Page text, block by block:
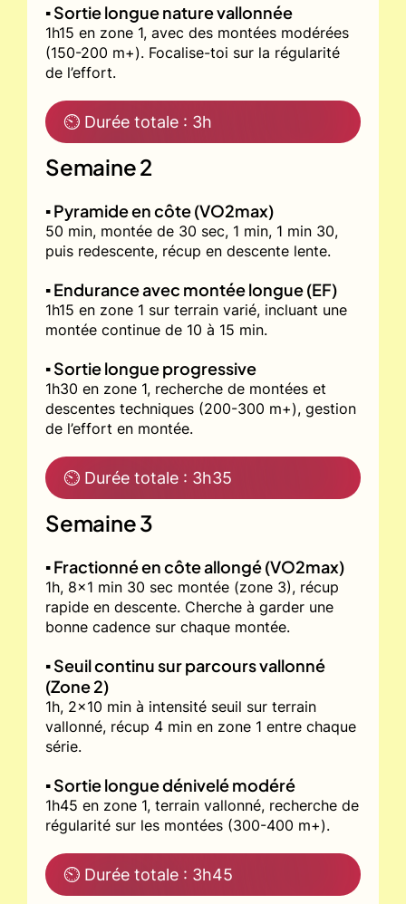
▪️ Sortie longue nature vallonnée
1h15 en zone 1, avec des montées modérées
(150-200 m+). Focalise-toi sur la régularité
de l’effort.
⏲ Durée totale : 3h
Semaine 2
▪️ Pyramide en côte (VO2max)
50 min, montée de 30 sec, 1 min, 1 min 30,
puis redescente, récup en descente lente.
▪️ Endurance avec montée longue (EF)
1h15 en zone 1 sur terrain varié, incluant une
montée continue de 10 à 15 min.
▪️ Sortie longue progressive
1h30 en zone 1, recherche de montées et
descentes techniques (200-300 m+), gestion
de l’effort en montée.
⏲ Durée totale : 3h35
Semaine 3
▪️ Fractionné en côte allongé (VO2max)
1h, 8x1 min 30 sec montée (zone 3), récup
rapide en descente. Cherche à garder une
bonne cadence sur chaque montée.
▪️ Seuil continu sur parcours vallonné
(Zone 2)
1h, 2x10 min à intensité seuil sur terrain
vallonné, récup 4 min en zone 1 entre chaque
série.
▪️ Sortie longue dénivelé modéré
1h45 en zone 1, terrain vallonné, recherche de
régularité sur les montées (300-400 m+).
⏲ Durée totale : 3h45